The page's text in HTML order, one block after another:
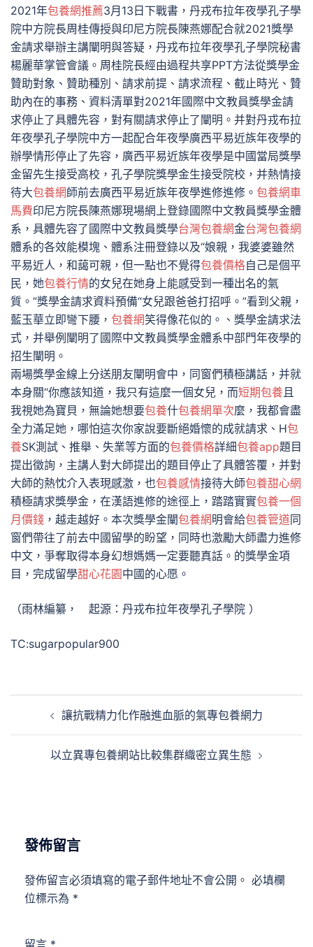
2021年包養網推薦3月13日下戰書，丹戎布拉年夜學孔子學
院中方院長周桂傳授與印尼方院長陳燕娜配合就2021獎學
金請求舉辦主講闡明與答疑，丹戎布拉年夜學孔子學院秘書
楊麗華掌管會議。周桂院長經由過程共享PPT方法從獎學金
贊助對象、贊助種別、請求前提、請求流程、截止時光、贊
助內在的事務、資料清單對2021年國際中文教員獎學金請
求停止了具體先容，對有關請求停止了闡明。并對丹戎布拉
年夜學孔子學院中方一起配合年夜學廣西平易近族年夜學的
辦學情形停止了先容，廣西平易近族年夜學是中國當局獎學
金留先生接受高校，孔子學院獎學金生接受院校，并熱情接
待大包養網師前去廣西平易近族年夜學進修進修。 包養網車
馬費印尼方院長陳燕娜現場網上登錄國際中文教員獎學金體
系，具體先容了國際中文教員獎學台灣包養網金台灣包養網
體系的各效能模塊、體系注冊登錄以及“娘親，我婆婆雖然
平易近人，和藹可親，但一點也不覺得包養價格自己是個平
民，她包養行情的女兒在她身上能感受到一種出名的氣
質。”獎學金請求資料預備“女兒跟爸爸打招呼。”看到父親，
藍玉華立即彎下腰， 包養網笑得像花似的。、獎學金請求法
式，并舉例闡明了國際中文教員獎學金體系中部門年夜學的
招生闡明。
兩場獎學金線上分送朋友闡明會中，同窗們積極講話，并就
本身關“你應該知道，我只有這麼一個女兒，而短期包養且
我視她為寶貝，無論她想要包養什包養網單次麼，我都會盡
全力滿足她，哪怕這次你家說要斷絕婚懷的成就請求、H包
養SK測試、推舉、失業等方面的包養價格詳細包養app題目
提出徵詢，主講人對大師提出的題目停止了具體答覆，并對
大師的熱忱介入表現感激，也包養感情接待大師包養甜心網
積極請求獎學金，在漢語進修的途徑上，踏踏實實包養一個
月價錢 ，越走越好。本次獎學金闡包養網明會給包養管道同
窗們帶往了前去中國留學的盼望，同時也激勵大師盡力進修
中文，爭奪取得本身幻想媽媽一定要聽真話。的獎學金項
目，完成留學甜心花園中國的心愿。
（雨林編纂， 起源：丹戎布拉年夜學孔子學院 ）
TC:sugarpopular900
讓抗戰精力化作融進血脈的氣專包養網力
以立異專包養網站比較集群織密立異生態
發佈留言
發佈留言必須填寫的電子郵件地址不會公開。 必填欄
位標示為 *
留言 *